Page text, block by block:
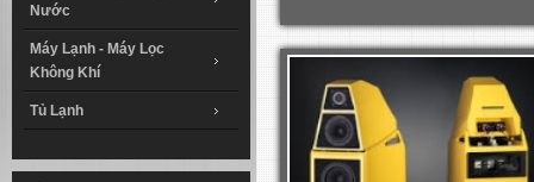
Nước
Máy Lạnh - Máy Lọc
Không Khí
Tủ Lạnh